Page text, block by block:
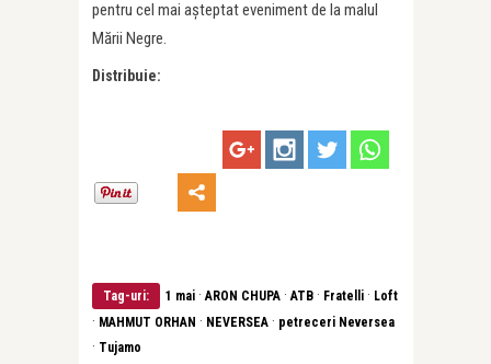
pentru cel mai așteptat eveniment de la malul
Mării Negre.
Distribuie:
Tag-uri: 1 mai · ARON CHUPA · ATB · Fratelli · Loft
· MAHMUT ORHAN · NEVERSEA · petreceri Neversea
· Tujamo